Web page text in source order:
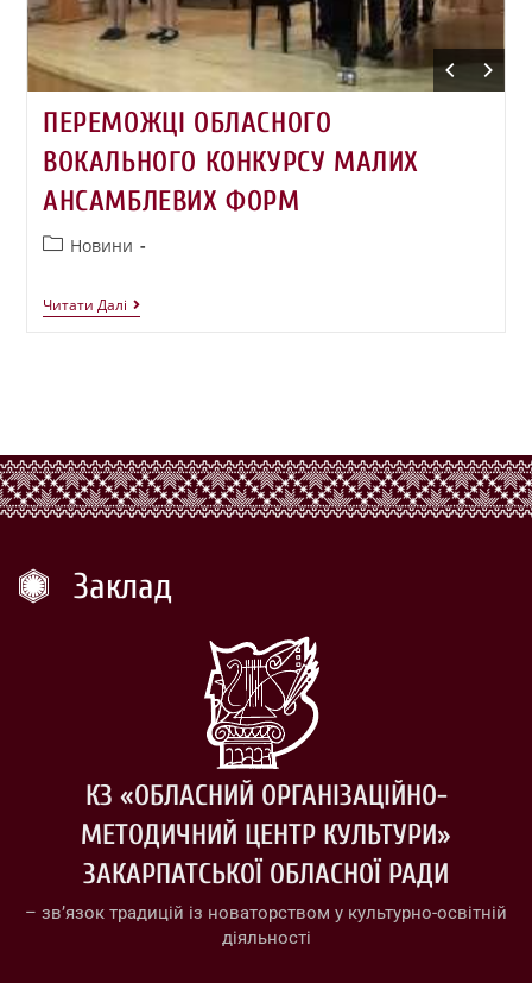
ПЕРЕМОЖЦІ ОБЛАСНОГО
ВОКАЛЬНОГО КОНКУРСУ МАЛИХ
АНСАМБЛЕВИХ ФОРМ
Новини
Читати Далі
Заклад
КЗ «ОБЛАСНИЙ ОРГАНІЗАЦІЙНО-
МЕТОДИЧНИЙ ЦЕНТР КУЛЬТУРИ»
ЗАКАРПАТСЬКОЇ ОБЛАСНОЇ РАДИ
– зв’язок традицій із новаторством у культурно-освітній
діяльності